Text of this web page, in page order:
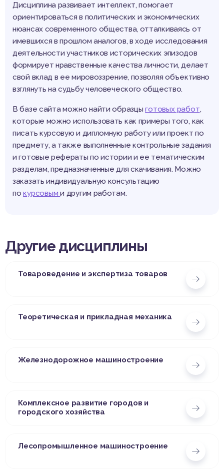
Дисциплина развивает интеллект, помогает
ориентироваться в политических и экономических
нюансах современного общества, отталкиваясь от
имевшихся в прошлом аналогов, в ходе исследования
деятельности участников исторических эпизодов
формирует нравственные качества личности, делает
свой вклад в ее мировоззрение, позволяя объективно
взглянуть на судьбу человеческого общество.
В базе сайта можно найти образцыготовых работ,
которые можно использовать как примеры того, как
писать курсовую и дипломную работу или проект по
предмету, а также выполненные контрольные задания
и готовые рефераты по истории и ее тематическим
разделам, предназначенные для скачивания. Можно
заказать индивидуальную консультацию
покурсовыми другим работам.
Другие дисциплины
Товароведение и экспертиза товаров
Теоретическая и прикладная механика
Железнодорожное машиностроение
Комплексное развитие городов и
городского хозяйства
Лесопромышленное машиностроение